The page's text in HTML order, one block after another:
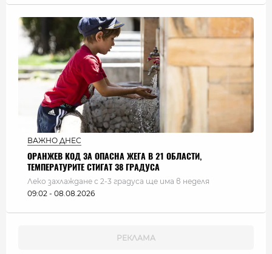
ВАЖНО ДНЕС
ОРАНЖЕВ КОД ЗА ОПАСНА ЖЕГА В 21 ОБЛАСТИ,
ТЕМПЕРАТУРИТЕ СТИГАТ 38 ГРАДУСА
Леко захлаждане с 2-3 градуса ще има в неделя
09:02 - 08.08.2026